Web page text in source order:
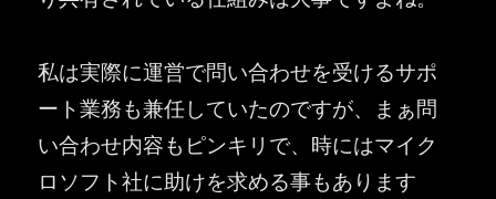
私は実際に運営で問い合わせを受けるサポ
ート業務も兼任していたのですが、まぁ問
い合わせ内容もピンキリで、時にはマイク
ロソフト社に助けを求める事もあります